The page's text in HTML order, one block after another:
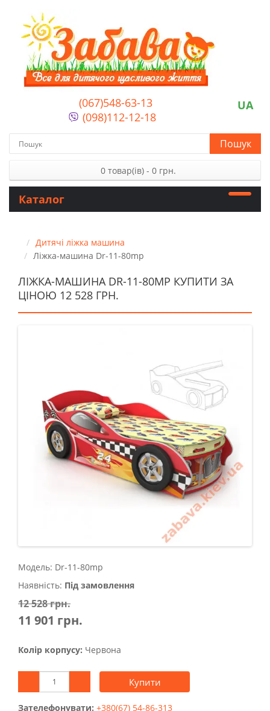
(067)548-63-13
(098)112-12-18
UA
Пошук
0 товар(ів) - 0 грн.
Каталог
Дитячі ліжка машина
Ліжка-машина Dr-11-80mp
ЛІЖКА-МАШИНА DR-11-80MP КУПИТИ ЗА
ЦІНОЮ 12 528 ГРН.
Модель: Dr-11-80mp
Наявність: Під замовлення
12 528 грн.
11 901 грн.
Колір корпусу: Червона
Купити
Зателефонувати: +380(67) 54-86-313